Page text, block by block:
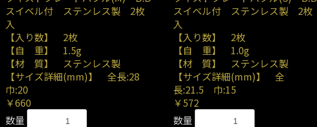
スイベル付 ステンレス製 2枚
入
【入り数】 2枚
【自 重】 1.5g
【材 質】 ステンレス製
【サイズ詳細(mm)】 全長:28
巾:20
￥660
数量
スイベル付 ステンレス製 2枚
入
【入り数】 2枚
【自 重】 1.0g
【材 質】 ステンレス製
【サイズ詳細(mm)】 全
長:21.5 巾:15
￥572
数量